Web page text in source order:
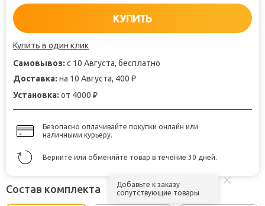
КУПИТЬ
Купить в один клик
Самовывоз: с 10 Августа, бесплатно
Доставка: на 10 Августа, 400 ₽
Установка: от 4000 ₽
Безопасно оплачивайте покупки онлайн или
наличными курьеру.
Верните или обменяйте товар в течение 30 дней.
Состав комплекта
Добавьте к заказу
сопутствующие товары